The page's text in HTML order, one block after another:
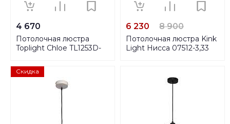
4 670
Потолочная люстра
Toplight Chloe TL1253D-
6 230 8 900
Потолочная люстра Kink
Light Нисса 07512-3,33
Скидка